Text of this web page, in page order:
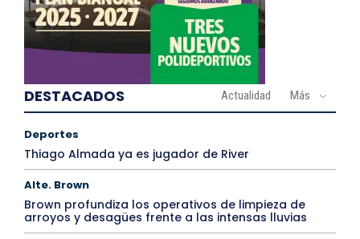
DESTACADOS Actualidad Más
Deportes
Thiago Almada ya es jugador de River
Alte. Brown
Brown profundiza los operativos de limpieza de
arroyos y desagües frente a las intensas lluvias